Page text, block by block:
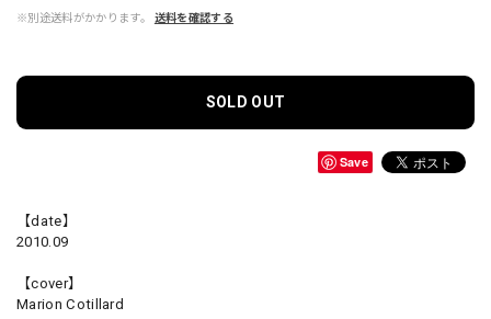
※別途送料がかかります。 送料を確認する
SOLD OUT
Save
【date】
2010.09
【cover】
Marion Cotillard